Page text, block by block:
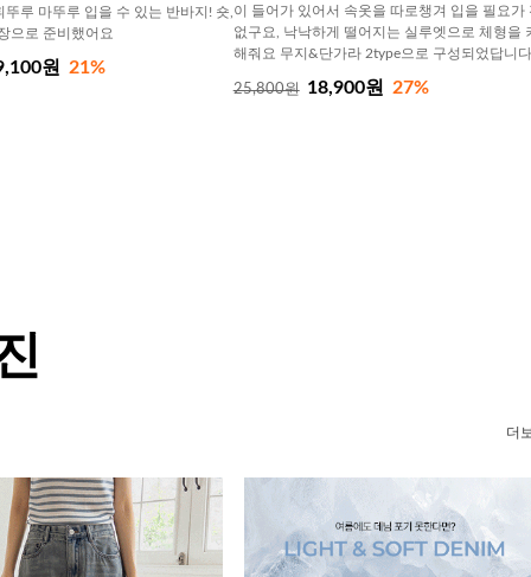
루 마뚜루 입을 수 있는 반바지! 숏,
으로 준비했어요
원 21%
이 들어가 있어서 속옷을 따로챙겨 입을 필요가
없구요, 낙낙하게 떨어지는 실루엣으로 체형을
해줘요 무지&단가라 2type으로 구성되었답니다
25,800원 18,900원 27%
더